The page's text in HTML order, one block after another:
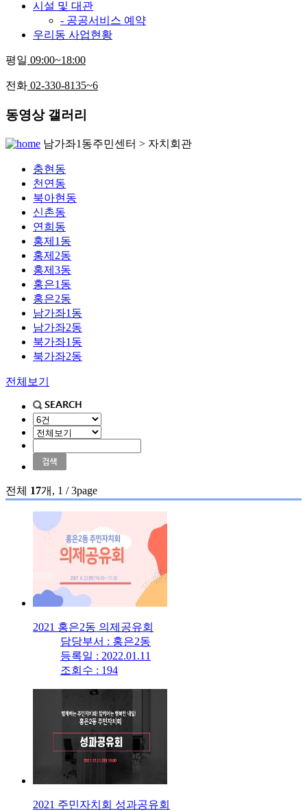
시설 및 대관
- 공공서비스 예약
우리동 사업현황
평일 09:00~18:00
전화 02-330-8135~6
동영상 갤러리
남가좌1동주민센터 > 자치회관
충현동
천연동
북아현동
신촌동
연희동
홍제1동
홍제2동
홍제3동
홍은1동
홍은2동
남가좌1동
남가좌2동
북가좌1동
북가좌2동
전체보기
전체 17개, 1 / 3page
2021 홍은2동 의제공유회
담당부서 : 홍은2동
등록일 : 2022.01.11
조회수 : 194
2021 주민자치회 성과공유회